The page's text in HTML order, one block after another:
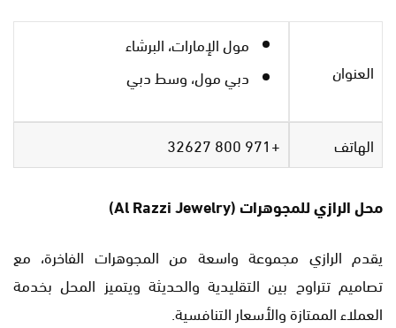
العنوان
مول الإمارات، البرشاء
دبي مول، وسط دبي
الهاتف +971 800 32627
محل الرازي للمجوهرات (Al Razzi Jewelry)
يقدم الرازي مجموعة واسعة من المجوهرات الفاخرة، مع
تصاميم تتراوح بين التقليدية والحديثة ويتميز المحل بخدمة
العملاء الممتازة والأسعار التنافسية.